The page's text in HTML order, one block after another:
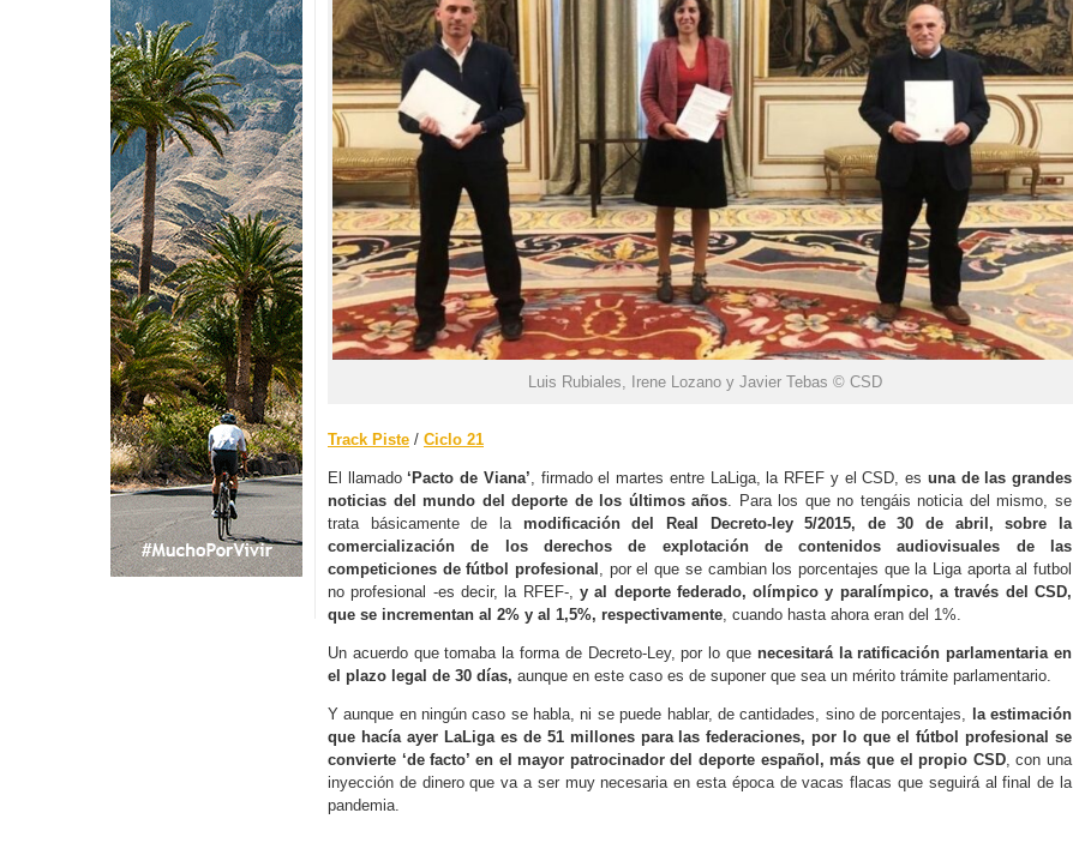
Luis Rubiales, Irene Lozano y Javier Tebas © CSD
Track Piste / Ciclo 21
El llamado‘Pacto de Viana’ , firmado el martes entre LaLiga, la RFEF y el CSD, es una de las grandes
noticias del mundo del deporte de los últimos años . Para los que no tengáis noticia del mismo, se
trata básicamente de la modificación del Real Decreto-ley 5/2015, de 30 de abril, sobre la
comercialización de los derechos de explotación de contenidos audiovisuales de las
competiciones de fútbol profesional
, por el que se cambian los porcentajes que la Liga aporta al futbol
no profesional -es decir, la RFEF-, y al deporte federado, olímpico y paralímpico, a través del CSD,
que se incrementan al 2% y al 1,5%, respectivamente , cuando hasta ahora eran del 1%.
Un acuerdo que tomaba la forma de Decreto-Ley, por lo que necesitará la ratificación parlamentaria en
el plazo legal de 30 días, aunque en este caso es de suponer que sea un mérito trámite parlamentario.
Y aunque en ningún caso se habla, ni se puede hablar, de cantidades, sino de porcentajes,
la estimación
que hacía ayer LaLiga es de 51 millones para las federaciones, por lo que el fútbol profesional se
convierte ‘de facto’ en el mayor patrocinador del deporte español, más que el propio CSD, con una
inyección de dinero que va a ser muy necesaria en esta época de vacas flacas que seguirá al final de la
pandemia.